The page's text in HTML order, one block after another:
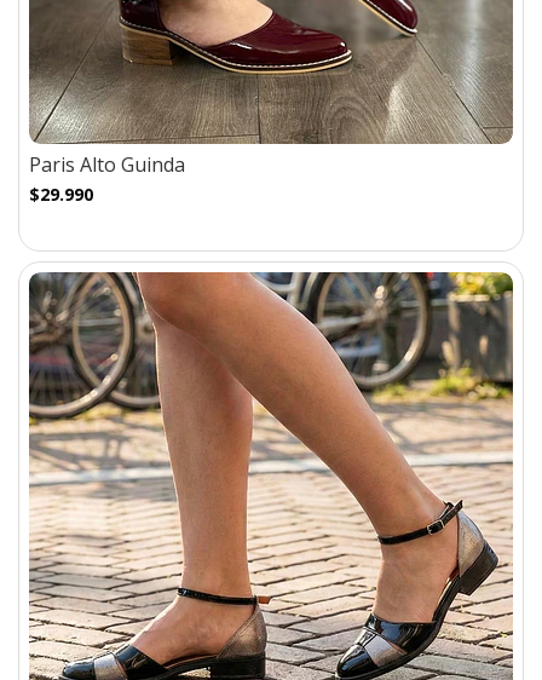
Paris Alto Guinda
$29.990